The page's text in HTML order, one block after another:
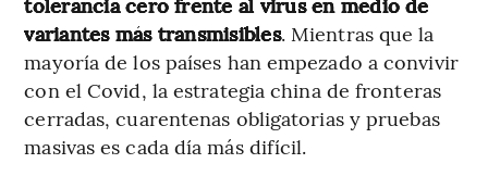
variantes más transmisibles. Mientras que la
mayoría de los países han empezado a convivir
con el Covid, la estrategia china de fronteras
cerradas, cuarentenas obligatorias y pruebas
masivas es cada día más difícil.